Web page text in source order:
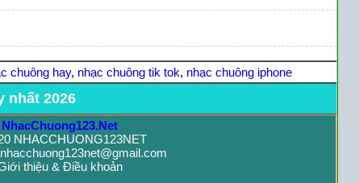
chuông hay, nhạc chuông tik tok, nhạc chuông iphone
nhất 2026
NhacChuong123.Net
NHACCHUONG123NET
thiệu & Điều khoản